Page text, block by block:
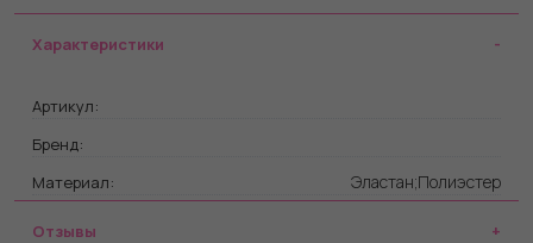
Характеристики
Артикул:
Бренд:
Материал:
Эластан;Полиэстер
Отзывы